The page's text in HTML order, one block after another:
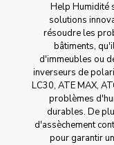
Help Humidité
solutions
résoudre les
bâtiments,
d'immeubles ou
inverseurs de
LC30, ATE MAX,
problèmes
durables. De
d'assèchement
pour garantir